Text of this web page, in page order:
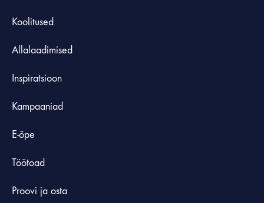
Koolitused
Allalaadimised
Inspiratsioon
Kampaaniad
E-õpe
Töötoad
Proovi ja osta